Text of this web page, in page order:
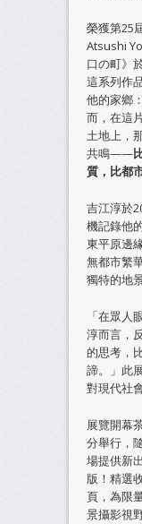
榮獲第25
Atsushi
口の町》
這系列作
他的家鄉
而，在這
土地上，
共鳴——
質，比都
吉江淳於
機記錄他
東平原邊
無都市繁
獨特的地
「在眾人
淳而言，
的思考，
諦。」此
對現代社
展覽開幕
分舉行，
場提供新
版！精選
頁，為限
景攝影視